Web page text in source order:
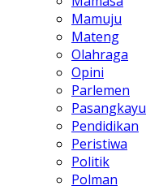
Mamuju
Mateng
Olahraga
Opini
Parlemen
Pasangkayu
Pendidikan
Peristiwa
Politik
Polman